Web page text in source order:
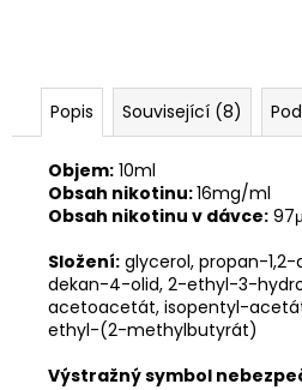
Popis Související (8)
Objem: 10ml
Obsah nikotinu:16mg/ml
Obsah nikotinu v dávce:
Složení: glycerol, propan-1,2-
dekan-4-olid, 2-ethyl-3-
acetoacetát, isopentyl-
ethyl-(2-methylbutyrát)
Výstražný symbol